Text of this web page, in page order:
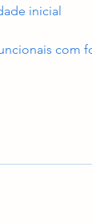
inicial
com